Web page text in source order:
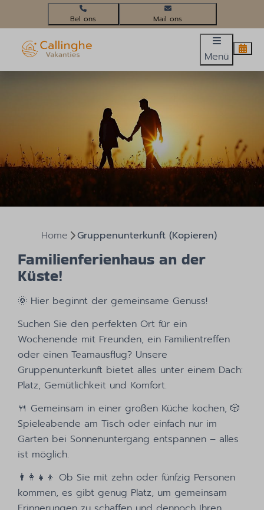
+31(0)224 58 3452 info@callinghevakanties.nl
Menü
Home Gruppenunterkunft (Kopieren)
Familienferienhaus an der
Küste!
🌞 Hier beginnt der gemeinsame Genuss!
Suchen Sie den perfekten Ort für ein
Wochenende mit Freunden, ein Familientreffen
oder einen Teamausflug? Unsere
Gruppenunterkunft bietet alles unter einem Dach:
Platz, Gemütlichkeit und Komfort.
🍴 Gemeinsam in einer großen Küche kochen, 🎲
Spieleabende am Tisch oder einfach nur im
Garten bei Sonnenuntergang entspannen – alles
ist möglich.
👨‍👩‍👧‍👦 Ob Sie mit zehn oder fünfzig Personen
kommen, es gibt genug Platz, um gemeinsam